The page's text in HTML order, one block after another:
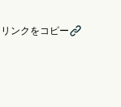
リンクをコピー